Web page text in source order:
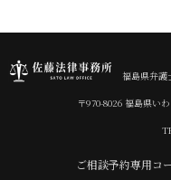
福島県弁護
〒970-8026 福島県い
ご相談予約専用コ